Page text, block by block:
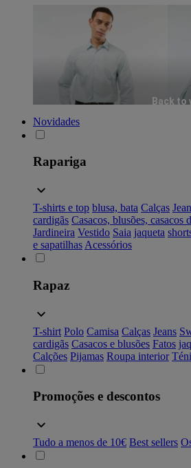
Back to
Novidades
Rapariga
T-shirts e top blusa, bata Calças
cardigãs Casacos, blusões, casacos
Jardineira Vestido Saia jaqueta
e sapatilhas Acessórios
Rapaz
T-shirt Polo Camisa Calças Jeans
cardigãs Casacos e blusões Fatos
Calções Pijamas Roupa interior
Promoções e descontos
Tudo a menos de 10€ Best sellers